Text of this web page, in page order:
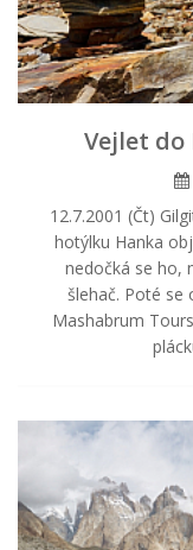
Vejlet
12.7.2001 (Čt)
hotýlku Hanka
nedočká se ho,
šlehač. Poté se
Mashabrum